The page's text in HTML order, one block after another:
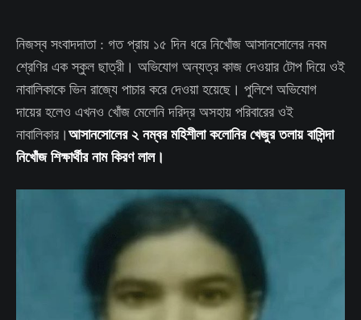
নিজস্ব সংবাদদাতা : গত প্রায় ১৫ দিন ধরে নিখোঁজ আসানসোলের নবম
শ্রেণির এক স্কুল ছাত্রী। অভিযোগ অন্যত্র কাজ দেওয়ার টোপ দিয়ে ওই
নাবালিকাকে ভিন রাজ্যে পাচার করে দেওয়া হয়েছে। পুলিশে অভিযোগ
দায়ের হলেও এখনও খোঁজ মেলেনি দরিদ্র অসহায় পরিবারের ওই
নাবালিকার।আসানসোলের ২ নম্বর মহিশীলা কলোনির খেজুর তলায় বাসিন্দা
নিখোঁজ শিক্ষার্থীর নাম কিরণ লাল।